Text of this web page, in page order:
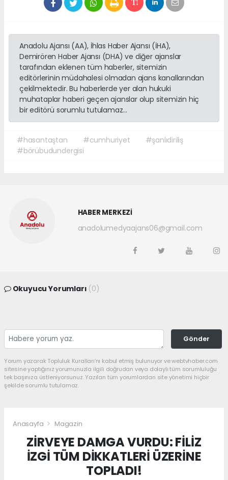
Anadolu Ajansı (AA), İhlas Haber Ajansı (İHA),
Demirören Haber Ajansı (DHA) ve diğer ajanslar
tarafından eklenen tüm haberler, sitemizin
editörlerinin müdahalesi olmadan ajans kanallarından
çekilmektedir. Bu haberlerde yer alan hukuki
muhataplar haberi geçen ajanslar olup sitemizin hiç
bir editörü sorumlu tutulamaz...
#hasantaştan #cumhuriyet
#şanlıdiriliş
#börübudundergisi
HABER MERKEZİ
anadolumedyaajans06@gmail.com
Okuyucu Yorumları (0)
Gönder
Yorum yazarak Topluluk Kuralları’nı kabul etmiş bulunuyor ve webtvhaber.com
sitesine yaptığınız yorumunuzla ilgili doğrudan veya dolaylı tüm sorumluluğu
tek başınıza üstleniyorsunuz. Yazılan tüm yorumlardan site yönetimi hiçbir
şekilde sorumlu tutulamaz.
Anasayfa Magazin
ZİRVEYE DAMGA VURDU: FİLİZ
İZGİ TÜM DİKKATLERİ ÜZERİNE
TOPLADI!